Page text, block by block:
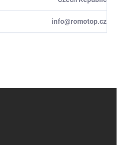
info@romotop.cz